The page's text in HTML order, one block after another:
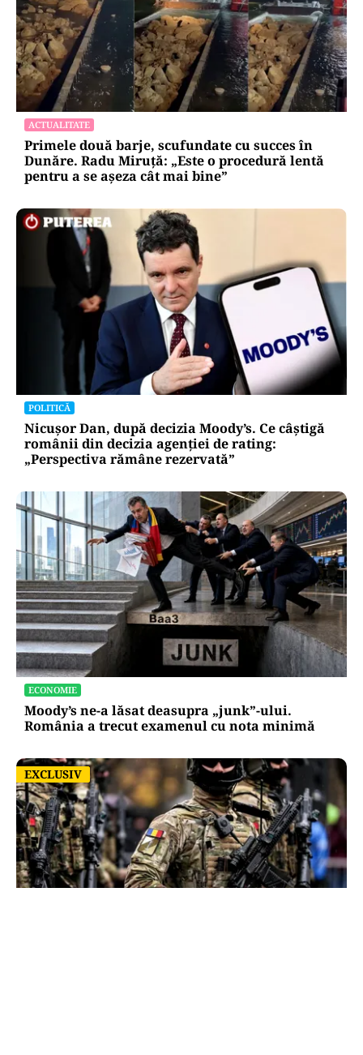
ACTUALITATE
Primele două barje, scufundate cu succes în
Dunăre. Radu Miruță: „Este o procedură lentă
pentru a se așeza cât mai bine”
POLITICĂ
Nicușor Dan, după decizia Moody’s. Ce câștigă
românii din decizia agenției de rating:
„Perspectiva rămâne rezervată”
ECONOMIE
Moody’s ne-a lăsat deasupra „junk”-ului.
România a trecut examenul cu nota minimă
EXCLUSIV
EXCLUSIV